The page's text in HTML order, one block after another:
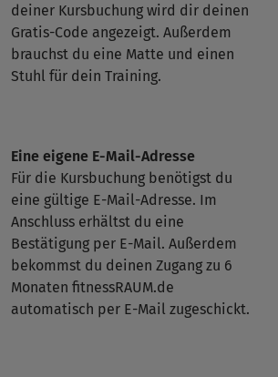
deiner Kursbuchung wird dir deinen
Gratis-Code angezeigt. Außerdem
brauchst du eine Matte und einen
Stuhl für dein Training.
Eine eigene E-Mail-Adresse
Für die Kursbuchung benötigst du
eine gültige E-Mail-Adresse. Im
Anschluss erhältst du eine
Bestätigung per E-Mail. Außerdem
bekommst du deinen Zugang zu 6
Monaten fitnessRAUM.de
automatisch per E-Mail zugeschickt.